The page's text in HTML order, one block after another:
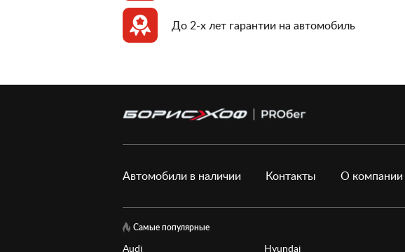
До 2-х лет гарантии на автомобиль
Автомобили в наличии Контакты О компании
Самые популярные
Audi Hyundai